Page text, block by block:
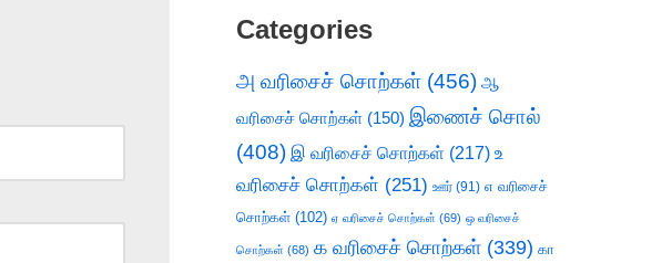
Categories
அ வரிசைச் சொற்கள் (456) ஆ
வரிசைச் சொற்கள் (150) இணைச் சொல்
(408) இ வரிசைச் சொற்கள் (217) உ
வரிசைச் சொற்கள் (251) ஊர் (91) எ வரிசைச்
சொற்கள் (102) ஏ வரிசைச் சொற்கள் (69) ஒ வரிசைச்
சொற்கள் (68) க வரிசைச் சொற்கள் (339) கா